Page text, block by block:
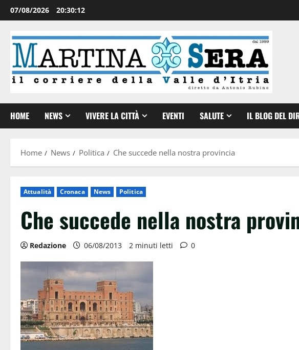
07/08/2026 20:30:12
HOME NEWS VIVERE LA CITTÀ EVENTI SALUTE IL BLOG DEL
Home News Politica Che succede nella nostra provincia
Attualità Cronaca News Politica
Che succede nella nostra
Redazione 06/08/2013 2 minuti letti 0